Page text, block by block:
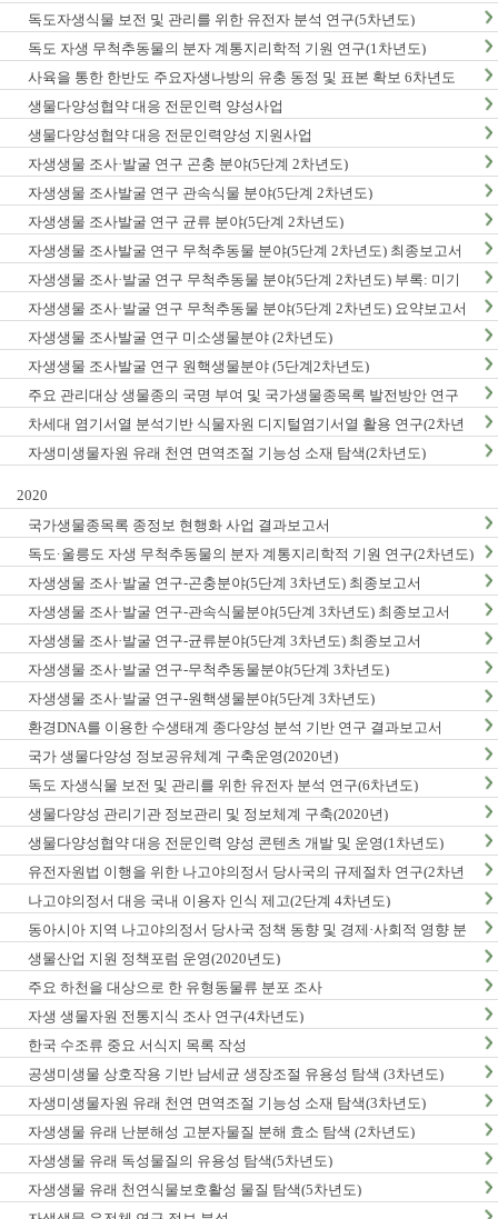
독도자생식물 보전 및 관리를 위한 유전자 분석 연구(5차년도)
독도 자생 무척추동물의 분자 계통지리학적 기원 연구(1차년도)
사육을 통한 한반도 주요자생나방의 유충 동정 및 표본 확보 6차년도
생물다양성협약 대응 전문인력 양성사업
생물다양성협약 대응 전문인력양성 지원사업
자생생물 조사·발굴 연구 곤충 분야(5단계 2차년도)
자생생물 조사발굴 연구 관속식물 분야(5단계 2차년도)
자생생물 조사발굴 연구 균류 분야(5단계 2차년도)
자생생물 조사발굴 연구 무척추동물 분야(5단계 2차년도) 최종보고서
자생생물 조사·발굴 연구 무척추동물 분야(5단계 2차년도) 부록: 미기
록/신종 발굴표
자생생물 조사·발굴 연구 무척추동물 분야(5단계 2차년도) 요약보고서
자생생물 조사발굴 연구 미소생물분야 (2차년도)
자생생물 조사발굴 연구 원핵생물분야 (5단계2차년도)
주요 관리대상 생물종의 국명 부여 및 국가생물종목록 발전방안 연구
차세대 염기서열 분석기반 식물자원 디지털염기서열 활용 연구(2차년
도)
자생미생물자원 유래 천연 면역조절 기능성 소재 탐색(2차년도)
2020
국가생물종목록 종정보 현행화 사업 결과보고서
독도·울릉도 자생 무척추동물의 분자 계통지리학적 기원 연구(2차년도)
자생생물 조사·발굴 연구-곤충분야(5단계 3차년도) 최종보고서
자생생물 조사·발굴 연구-관속식물분야(5단계 3차년도) 최종보고서
자생생물 조사·발굴 연구-균류분야(5단계 3차년도) 최종보고서
자생생물 조사·발굴 연구-무척추동물분야(5단계 3차년도)
자생생물 조사·발굴 연구-원핵생물분야(5단계 3차년도)
환경DNA를 이용한 수생태계 종다양성 분석 기반 연구 결과보고서
국가 생물다양성 정보공유체계 구축운영(2020년)
독도 자생식물 보전 및 관리를 위한 유전자 분석 연구(6차년도)
생물다양성 관리기관 정보관리 및 정보체계 구축(2020년)
생물다양성협약 대응 전문인력 양성 콘텐츠 개발 및 운영(1차년도)
유전자원법 이행을 위한 나고야의정서 당사국의 규제절차 연구(2차년
도)
나고야의정서 대응 국내 이용자 인식 제고(2단계 4차년도)
동아시아 지역 나고야의정서 당사국 정책 동향 및 경제·사회적 영향 분
석 최종보고서
생물산업 지원 정책포럼 운영(2020년도)
주요 하천을 대상으로 한 유형동물류 분포 조사
자생 생물자원 전통지식 조사 연구(4차년도)
한국 수조류 중요 서식지 목록 작성
공생미생물 상호작용 기반 남세균 생장조절 유용성 탐색 (3차년도)
자생미생물자원 유래 천연 면역조절 기능성 소재 탐색(3차년도)
자생생물 유래 난분해성 고분자물질 분해 효소 탐색 (2차년도)
자생생물 유래 독성물질의 유용성 탐색(5차년도)
자생생물 유래 천연식물보호활성 물질 탐색(5차년도)